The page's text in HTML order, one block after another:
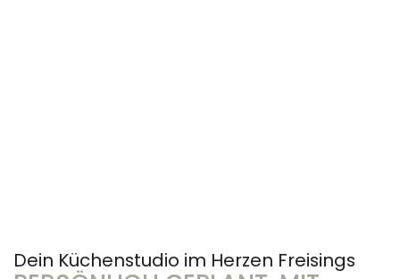
Dein Küchenstudio im Herzen Freisings